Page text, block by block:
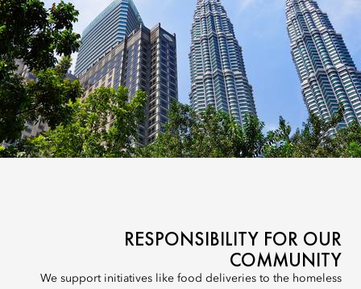
RESPONSIBILITY FOR OUR
COMMUNITY
We support initiatives like food deliveries to the homeless